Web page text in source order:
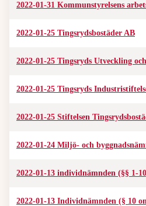
2022-01-31 Kommunstyrelsens
2022-01-25 Tingsrydsbostäder AB
2022-01-25 Tingsryds Utveckling
2022-01-25 Tingsryds
2022-01-25 Stiftelsen
2022-01-24 Miljö- och
2022-01-13 individnämnden (§§ 1-
2022-01-13 Individnämnden (§ 10